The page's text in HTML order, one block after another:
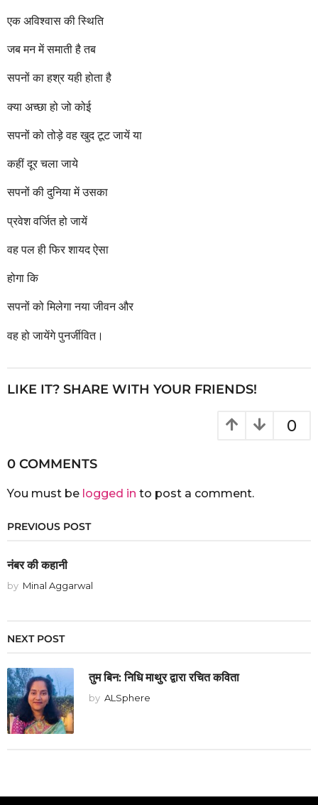
एक अविश्वास की स्थिति
जब मन में समाती है तब
सपनों का हश्र यही होता है
क्या अच्छा हो जो कोई
सपनों को तोड़े वह खुद टूट जायें या
कहीं दूर चला जाये
सपनों की दुनिया में उसका
प्रवेश वर्जित हो जायें
वह पल ही फिर शायद ऐसा
होगा कि
सपनों को मिलेगा नया जीवन और
वह हो जायेंगे पुनर्जीवित।
LIKE IT? SHARE WITH YOUR FRIENDS!
0
0 COMMENTS
You must be logged in to post a comment.
PREVIOUS POST
नंबर की कहानी
by Minal Aggarwal
NEXT POST
तुम बिन: निधि माथुर द्वारा रचित कविता
by ALSphere